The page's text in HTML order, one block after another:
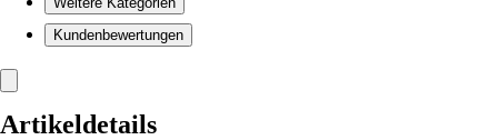
Kundenbewertungen
Artikeldetails